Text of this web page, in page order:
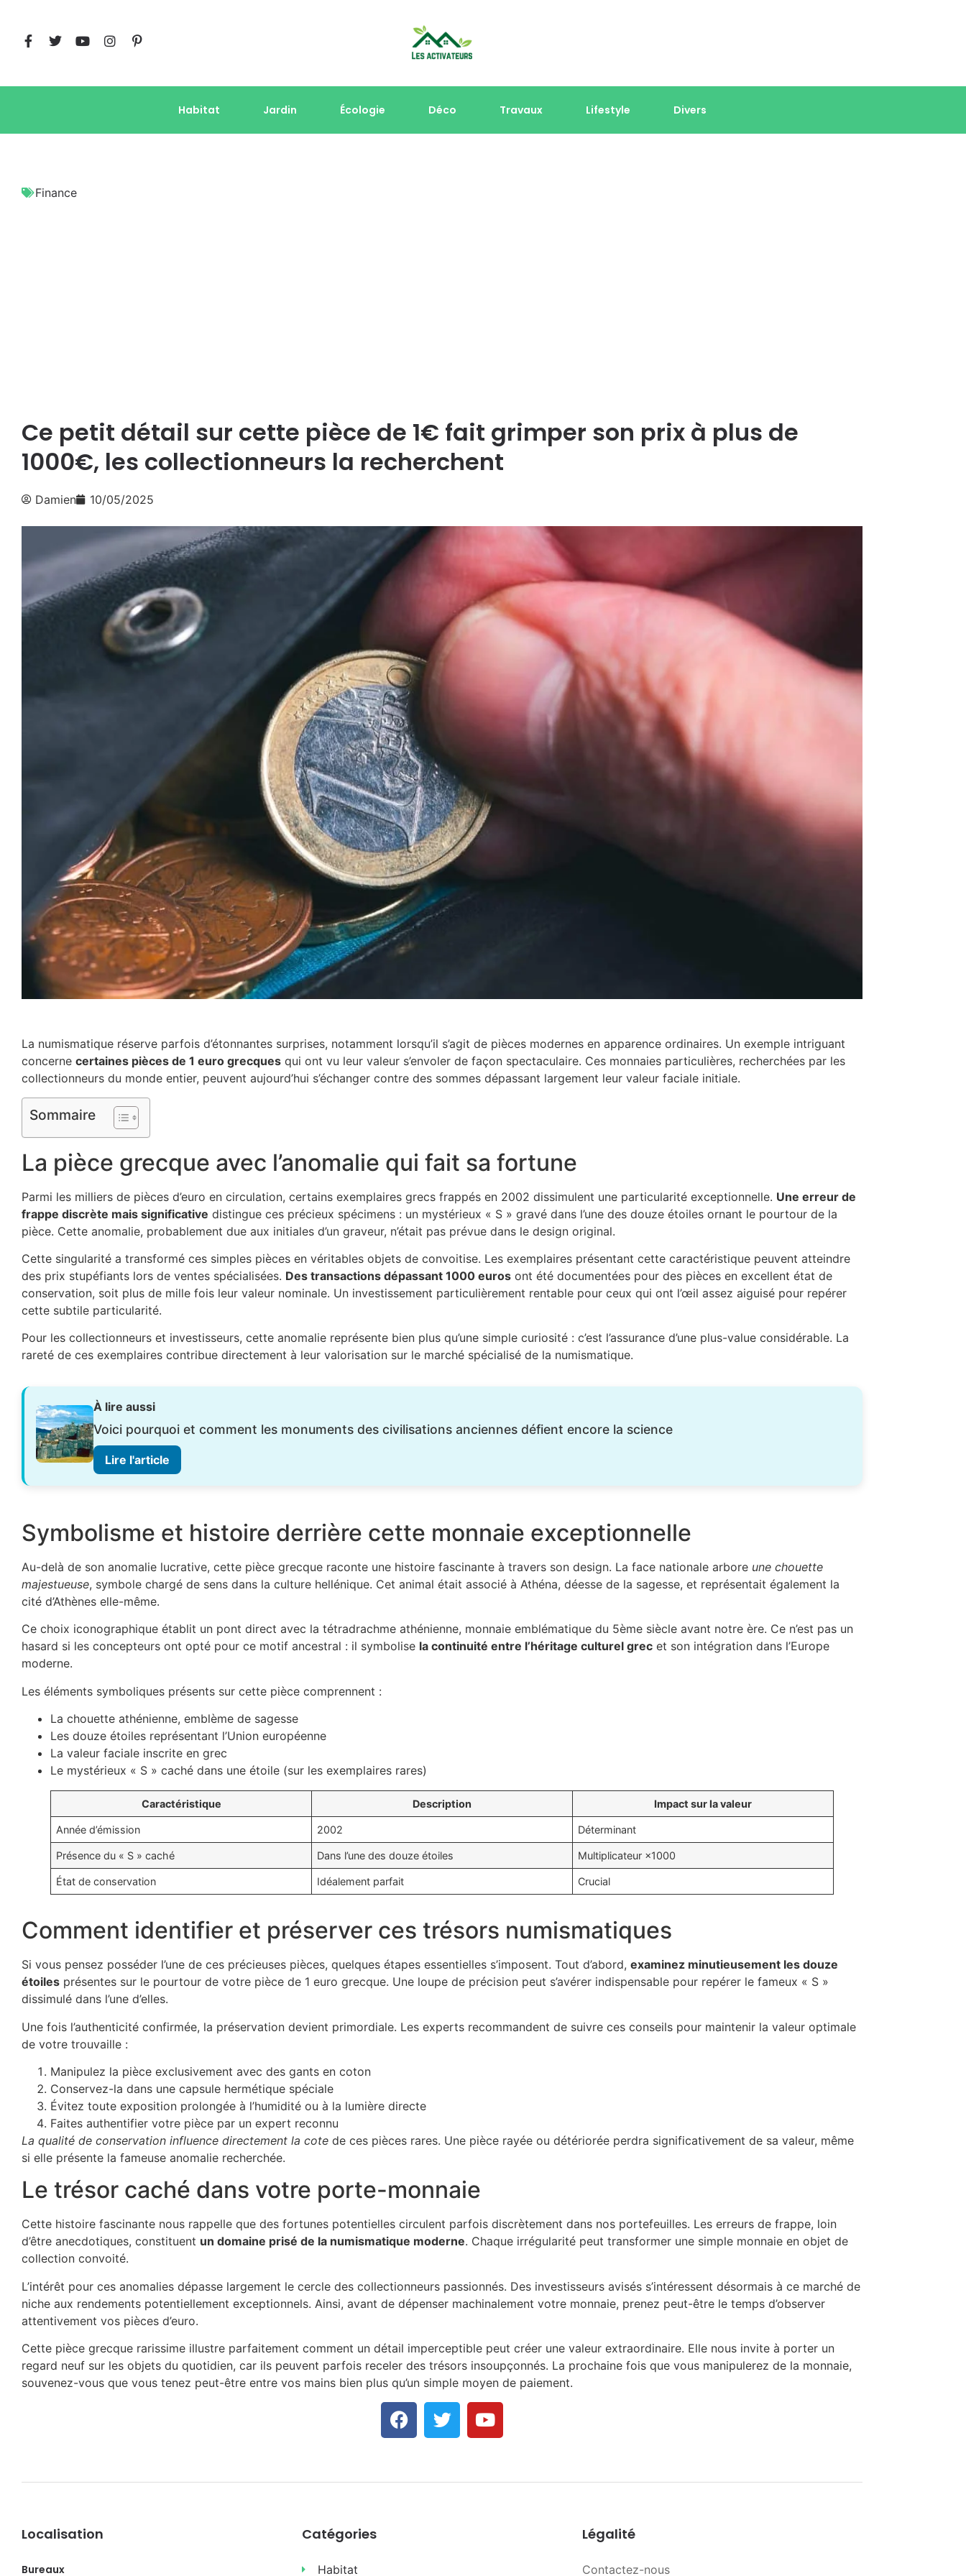
Habitat Jardin Écologie Déco Travaux Lifestyle Divers
Finance
Ce petit détail sur cette pièce de 1€ fait grimper son prix à plus de
1000€, les collectionneurs la recherchent
Damien 10/05/2025
La numismatique réserve parfois d’étonnantes surprises, notamment lorsqu’il s’agit de pièces modernes en apparence ordinaires. Un exemple intriguant
concerne certaines pièces de 1 euro grecques qui ont vu leur valeur s’envoler de façon spectaculaire. Ces monnaies particulières, recherchées par les
collectionneurs du monde entier, peuvent aujourd’hui s’échanger contre des sommes dépassant largement leur valeur faciale initiale.
Sommaire
La pièce grecque avec l’anomalie qui fait sa fortune
Parmi les milliers de pièces d’euro en circulation, certains exemplaires grecs frappés en 2002 dissimulent une particularité exceptionnelle. Une erreur de
frappe discrète mais significative distingue ces précieux spécimens : un mystérieux « S » gravé dans l’une des douze étoiles ornant le pourtour de la
pièce. Cette anomalie, probablement due aux initiales d’un graveur, n’était pas prévue dans le design original.
Cette singularité a transformé ces simples pièces en véritables objets de convoitise. Les exemplaires présentant cette caractéristique peuvent atteindre
des prix stupéfiants lors de ventes spécialisées. Des transactions dépassant 1000 euros ont été documentées pour des pièces en excellent état de
conservation, soit plus de mille fois leur valeur nominale. Un investissement particulièrement rentable pour ceux qui ont l’œil assez aiguisé pour repérer
cette subtile particularité.
Pour les collectionneurs et investisseurs, cette anomalie représente bien plus qu’une simple curiosité : c’est l’assurance d’une plus-value considérable. La
rareté de ces exemplaires contribue directement à leur valorisation sur le marché spécialisé de la numismatique.
À lire aussi
Voici pourquoi et comment les monuments des civilisations anciennes défient encore la science
Lire l'article
Symbolisme et histoire derrière cette monnaie exceptionnelle
Au-delà de son anomalie lucrative, cette pièce grecque raconte une histoire fascinante à travers son design. La face nationale arbore une chouette
majestueuse, symbole chargé de sens dans la culture hellénique. Cet animal était associé à Athéna, déesse de la sagesse, et représentait également la
cité d’Athènes elle-même.
Ce choix iconographique établit un pont direct avec la tétradrachme athénienne, monnaie emblématique du 5ème siècle avant notre ère. Ce n’est pas un
hasard si les concepteurs ont opté pour ce motif ancestral : il symbolise la continuité entre l’héritage culturel grec et son intégration dans l’Europe
moderne.
Les éléments symboliques présents sur cette pièce comprennent :
La chouette athénienne, emblème de sagesse
Les douze étoiles représentant l’Union européenne
La valeur faciale inscrite en grec
Le mystérieux « S » caché dans une étoile (sur les exemplaires rares)
Caractéristique Description Impact sur la valeur
Année d’émission 2002 Déterminant
Présence du « S » caché Dans l’une des douze étoiles Multiplicateur ×1000
État de conservation Idéalement parfait Crucial
Comment identifier et préserver ces trésors numismatiques
Si vous pensez posséder l’une de ces précieuses pièces, quelques étapes essentielles s’imposent. Tout d’abord, examinez minutieusement les douze
étoiles présentes sur le pourtour de votre pièce de 1 euro grecque. Une loupe de précision peut s’avérer indispensable pour repérer le fameux « S »
dissimulé dans l’une d’elles.
Une fois l’authenticité confirmée, la préservation devient primordiale. Les experts recommandent de suivre ces conseils pour maintenir la valeur optimale
de votre trouvaille :
Manipulez la pièce exclusivement avec des gants en coton
Conservez-la dans une capsule hermétique spéciale
Évitez toute exposition prolongée à l’humidité ou à la lumière directe
Faites authentifier votre pièce par un expert reconnu
La qualité de conservation influence directement la cote de ces pièces rares. Une pièce rayée ou détériorée perdra significativement de sa valeur, même
si elle présente la fameuse anomalie recherchée.
Le trésor caché dans votre porte-monnaie
Cette histoire fascinante nous rappelle que des fortunes potentielles circulent parfois discrètement dans nos portefeuilles. Les erreurs de frappe, loin
d’être anecdotiques, constituent un domaine prisé de la numismatique moderne. Chaque irrégularité peut transformer une simple monnaie en objet de
collection convoité.
L’intérêt pour ces anomalies dépasse largement le cercle des collectionneurs passionnés. Des investisseurs avisés s’intéressent désormais à ce marché de
niche aux rendements potentiellement exceptionnels. Ainsi, avant de dépenser machinalement votre monnaie, prenez peut-être le temps d’observer
attentivement vos pièces d’euro.
Cette pièce grecque rarissime illustre parfaitement comment un détail imperceptible peut créer une valeur extraordinaire. Elle nous invite à porter un
regard neuf sur les objets du quotidien, car ils peuvent parfois receler des trésors insoupçonnés. La prochaine fois que vous manipulerez de la monnaie,
souvenez-vous que vous tenez peut-être entre vos mains bien plus qu’un simple moyen de paiement.
Localisation
Bureaux
Catégories
Habitat
Légalité
Contactez-nous